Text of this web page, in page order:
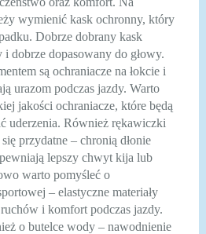
wymienić kask ochronny, który
Dobrze dobrany kask
dobrze dopasowany do głowy.
są ochraniacze na łokcie i
urazom podczas jazdy. Warto
jakości ochraniacze, które będą
uderzenia. Również rękawiczki
przydatne – chronią dłonie
lepszy chwyt kija lub
warto pomyśleć o
– elastyczne materiały
i komfort podczas jazdy.
o butelce wody – nawodnienie